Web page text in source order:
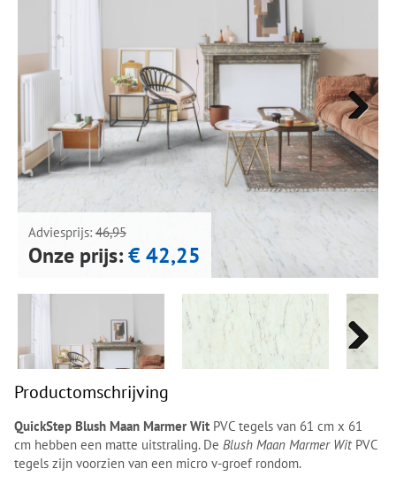
Adviesprijs: 46,95
Onze prijs:€ 42,25
Next
Next
Next
Next
Productomschrijving
QuickStep Blush Maan Marmer Wit PVC tegels van 61 cm x 61
cm hebben een matte uitstraling. De Blush Maan Marmer WitPVC
tegels zijn voorzien van een micro v-groef rondom.